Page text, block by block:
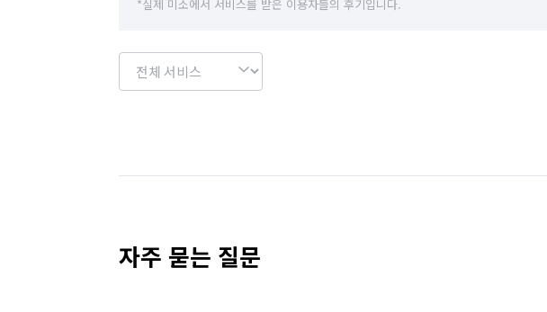
*실제 미소에서 서비스를 받은 이용자들의 후기입니다.
자주 묻는 질문